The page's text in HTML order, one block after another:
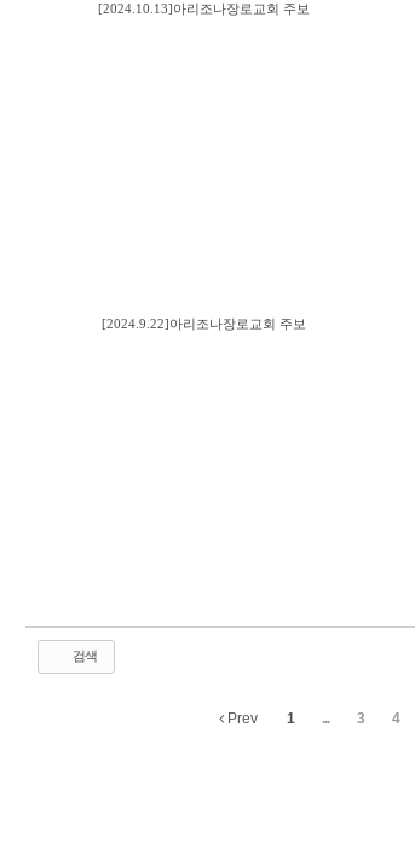
[2024.10.13]아리조나장로교회 주보
[2024.9.22]아리조나장로교회 주보
검색
Prev 1 ... 3 4